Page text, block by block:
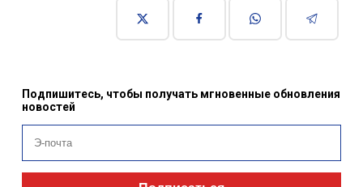
Подпишитесь, чтобы получать мгновенные обновления
новостей